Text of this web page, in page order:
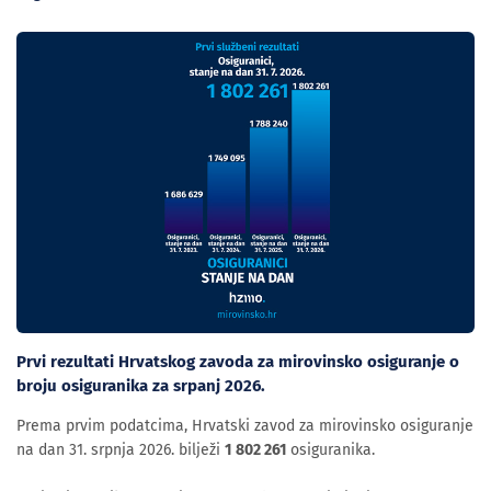
Prvi rezultati Hrvatskog zavoda za mirovinsko osiguranje o
broju osiguranika za srpanj 2026.
Prema prvim podatcima, Hrvatski zavod za mirovinsko osiguranje
na dan 31. srpnja 2026. bilježi 1 802 261 osiguranika.